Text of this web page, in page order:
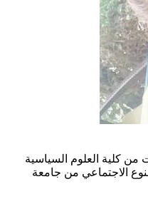
كلية العلوم السياسية
الاجتماعي من جامعة